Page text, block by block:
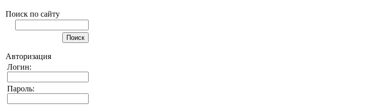
Поиск по сайту
Авторизация
Логин:
Пароль: